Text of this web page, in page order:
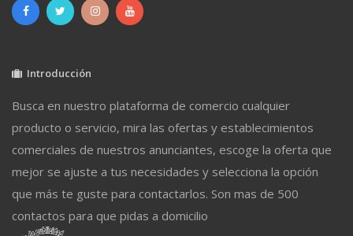
Introducción
Busca en nuestro plataforma de comercio cualquier
producto o servicio, mira las ofertas y establecimientos
comerciales de nuestros anunciantes, escoge la oferta que
mejor se ajuste a tus necesidades y selecciona la opción
que más te guste para contactarlos. Son mas de 500
contactos para que pidas a domicilio